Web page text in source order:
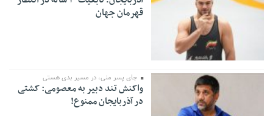
قهرمان جهان
جای پسر منی، در مسیر بدی هستی
واکنش تند دبیر به معصومی: کشتی
در آذربایجان ممنوع!